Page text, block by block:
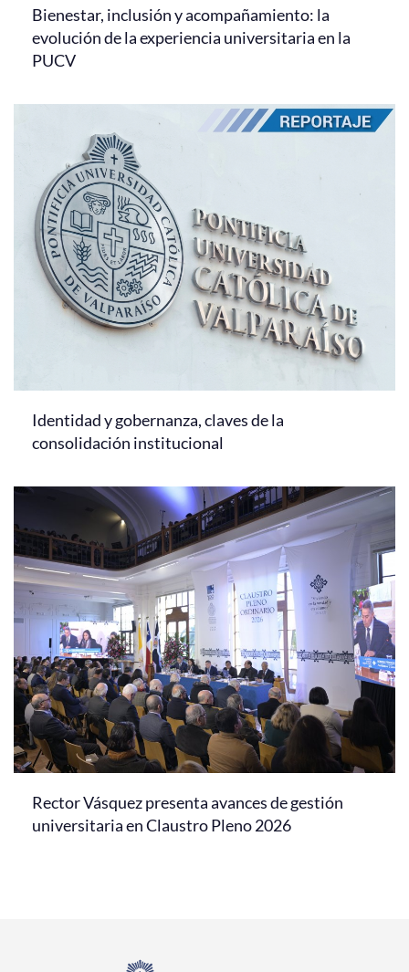
Bienestar, inclusión y acompañamiento: la
evolución de la experiencia universitaria en la
PUCV
Identidad y gobernanza, claves de la
consolidación institucional
Rector Vásquez presenta avances de gestión
universitaria en Claustro Pleno 2026